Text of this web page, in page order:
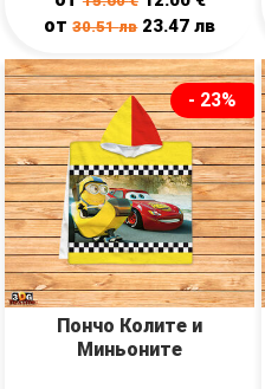
от30.51лв 23.47лв
- 23%
Пончо Колите и
Миньоните